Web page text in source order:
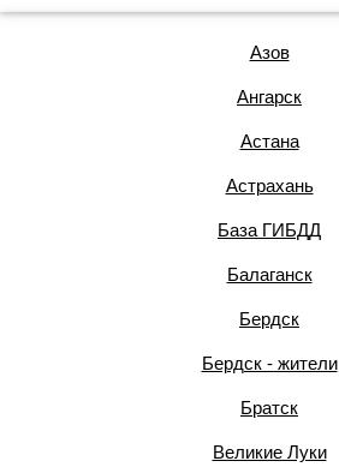
Азов
Ангарск
Астана
Астрахань
База ГИБДД
Балаганск
Бердск
Бердск - жители
Братск
Великие Луки